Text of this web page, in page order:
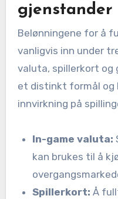
gjenstander
Belønningene for å
vanligvis inn under
valuta, spillerkort og
et distinkt formål og
innvirkning på
In-game valuta:
kan brukes til å
Spillerkort: Å